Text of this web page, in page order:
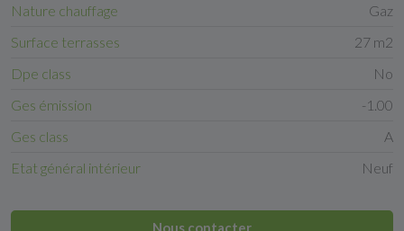
Nature chauffage
Gaz
Surface terrasses
27 m2
Dpe class
No
Ges émission
-1.00
Ges class
A
Etat général intérieur
Neuf
Nous contacter